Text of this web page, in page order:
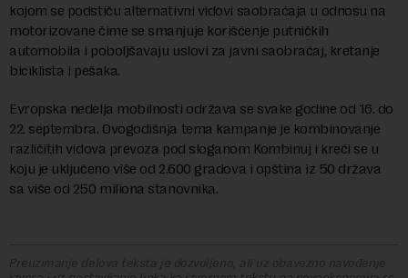
kojom se podstiču alternativni vidovi saobraćaja u odnosu na
motorizovane čime se smanjuje korišćenje putničkih
automobila i poboljšavaju uslovi za javni saobraćaj, kretanje
biciklista i pešaka.
Evropska nedelja mobilnosti održava se svake godine od 16. do
22. septembra. Ovogodišnja tema kampanje je kombinovanje
različitih vidova prevoza pod sloganom Kombinuj i kreći se u
koju je uključeno više od 2.600 gradova i opština iz 50 država
sa više od 250 miliona stanovnika.
Preuzimanje delova teksta je dozvoljeno, ali uz obavezno navođenje